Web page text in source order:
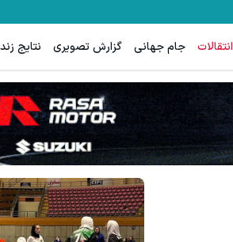
جام جهانی گزارش تصویری نتایج